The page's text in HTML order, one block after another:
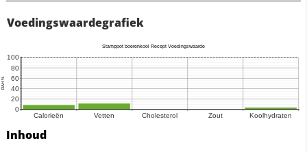
Voedingswaardegrafiek
Inhoud